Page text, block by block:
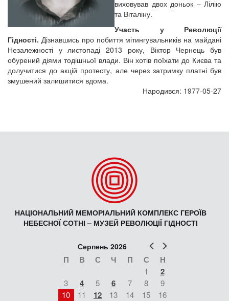
виховував двох доньок – Лілію
та Віталіну.
Участь у Революції
Гідності. Дізнавшись про побиття мітингувальників на майдані
Незалежності у листопаді 2013 року, Віктор Чернець був
обурений діями тодішньої влади. Він хотів поїхати до Києва та
долучитися до акцій протесту, але через затримку платні був
змушений залишитися вдома.
Народився: 1977-05-27
НАЦІОНАЛЬНИЙ МЕМОРІАЛЬНИЙ КОМПЛЕКС ГЕРОЇВ
НЕБЕСНОЇ СОТНІ – МУЗЕЙ РЕВОЛЮЦІЇ ГІДНОСТІ
Попер
Серпень 2026
П В С Ч П С Н
1 2
3 4 5 6 7 8
9
10
11 12 13 14 15
16